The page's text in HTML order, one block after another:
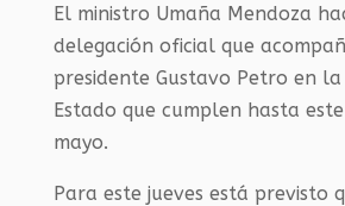
El ministro Umaña Mendoza
delegación oficial que
presidente Gustavo Petro en la
Estado que cumplen hasta
mayo.
Para este jueves está previsto